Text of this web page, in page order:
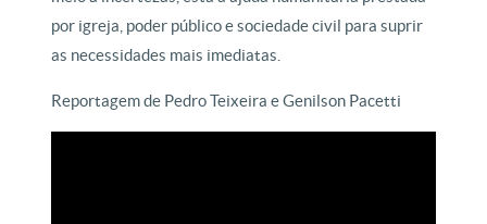
por igreja, poder público e sociedade civil para suprir
as necessidades mais imediatas.
Reportagem de Pedro Teixeira e Genilson Pacetti